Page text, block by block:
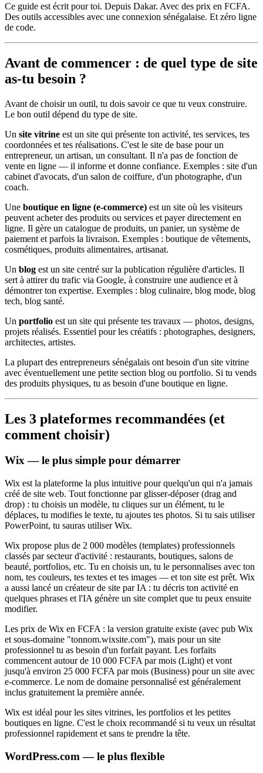
Ce guide est écrit pour toi. Depuis Dakar. Avec des prix en FCFA.
Des outils accessibles avec une connexion sénégalaise. Et zéro ligne
de code.
Avant de commencer : de quel type de site
as-tu besoin ?
Avant de choisir un outil, tu dois savoir ce que tu veux construire.
Le bon outil dépend du type de site.
Un site vitrine est un site qui présente ton activité, tes services, tes
coordonnées et tes réalisations. C'est le site de base pour un
entrepreneur, un artisan, un consultant. Il n'a pas de fonction de
vente en ligne — il informe et donne confiance. Exemples : site d'un
cabinet d'avocats, d'un salon de coiffure, d'un photographe, d'un
coach.
Une boutique en ligne (e-commerce) est un site où les visiteurs
peuvent acheter des produits ou services et payer directement en
ligne. Il gère un catalogue de produits, un panier, un système de
paiement et parfois la livraison. Exemples : boutique de vêtements,
cosmétiques, produits alimentaires, artisanat.
Un blog est un site centré sur la publication régulière d'articles. Il
sert à attirer du trafic via Google, à construire une audience et à
démontrer ton expertise. Exemples : blog culinaire, blog mode, blog
tech, blog santé.
Un portfolio est un site qui présente tes travaux — photos, designs,
projets réalisés. Essentiel pour les créatifs : photographes, designers,
architectes, artistes.
La plupart des entrepreneurs sénégalais ont besoin d'un site vitrine
avec éventuellement une petite section blog ou portfolio. Si tu vends
des produits physiques, tu as besoin d'une boutique en ligne.
Les 3 plateformes recommandées (et
comment choisir)
Wix — le plus simple pour démarrer
Wix est la plateforme la plus intuitive pour quelqu'un qui n'a jamais
créé de site web. Tout fonctionne par glisser-déposer (drag and
drop) : tu choisis un modèle, tu cliques sur un élément, tu le
déplaces, tu modifies le texte, tu ajoutes tes photos. Si tu sais utiliser
PowerPoint, tu sauras utiliser Wix.
Wix propose plus de 2 000 modèles (templates) professionnels
classés par secteur d'activité : restaurants, boutiques, salons de
beauté, portfolios, etc. Tu en choisis un, tu le personnalises avec ton
nom, tes couleurs, tes textes et tes images — et ton site est prêt. Wix
a aussi lancé un créateur de site par IA : tu décris ton activité en
quelques phrases et l'IA génère un site complet que tu peux ensuite
modifier.
Les prix de Wix en FCFA : la version gratuite existe (avec pub Wix
et sous-domaine "tonnom.wixsite.com"), mais pour un site
professionnel tu as besoin d'un forfait payant. Les forfaits
commencent autour de 10 000 FCFA par mois (Light) et vont
jusqu'à environ 25 000 FCFA par mois (Business) pour un site avec
e-commerce. Le nom de domaine personnalisé est généralement
inclus gratuitement la première année.
Wix est idéal pour les sites vitrines, les portfolios et les petites
boutiques en ligne. C'est le choix recommandé si tu veux un résultat
professionnel rapidement et sans te prendre la tête.
WordPress.com — le plus flexible